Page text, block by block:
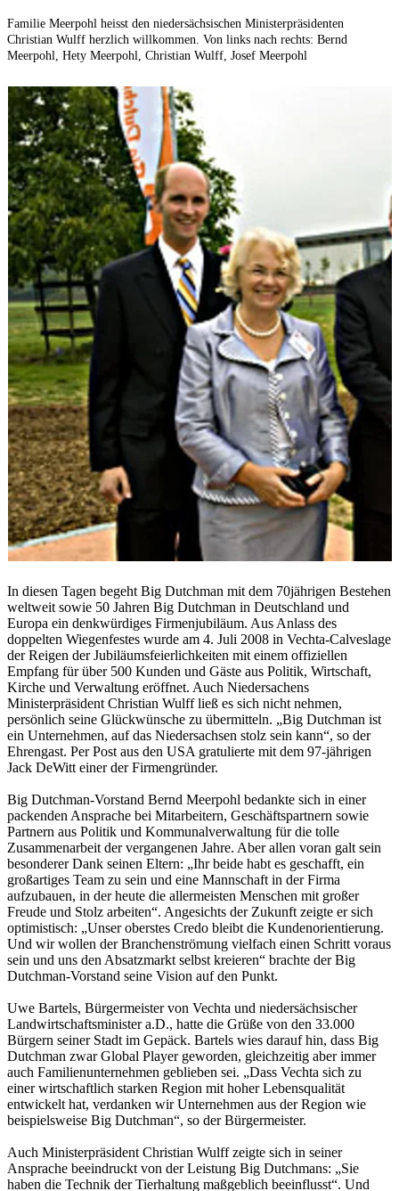
Familie Meerpohl heisst den niedersächsischen Ministerpräsidenten
Christian Wulff herzlich willkommen. Von links nach rechts: Bernd
Meerpohl, Hety Meerpohl, Christian Wulff, Josef Meerpohl
In diesen Tagen begeht Big Dutchman mit dem 70jährigen Bestehen
weltweit sowie 50 Jahren Big Dutchman in Deutschland und
Europa ein denkwürdiges Firmenjubiläum. Aus Anlass des
doppelten Wiegenfestes wurde am 4. Juli 2008 in Vechta-Calveslage
der Reigen der Jubiläumsfeierlichkeiten mit einem offiziellen
Empfang für über 500 Kunden und Gäste aus Politik, Wirtschaft,
Kirche und Verwaltung eröffnet. Auch Niedersachens
Ministerpräsident Christian Wulff ließ es sich nicht nehmen,
persönlich seine Glückwünsche zu übermitteln. „Big Dutchman ist
ein Unternehmen, auf das Niedersachsen stolz sein kann“, so der
Ehrengast. Per Post aus den USA gratulierte mit dem 97-jährigen
Jack DeWitt einer der Firmengründer.
Big Dutchman-Vorstand Bernd Meerpohl bedankte sich in einer
packenden Ansprache bei Mitarbeitern, Geschäftspartnern sowie
Partnern aus Politik und Kommunalverwaltung für die tolle
Zusammenarbeit der vergangenen Jahre. Aber allen voran galt sein
besonderer Dank seinen Eltern: „Ihr beide habt es geschafft, ein
großartiges Team zu sein und eine Mannschaft in der Firma
aufzubauen, in der heute die allermeisten Menschen mit großer
Freude und Stolz arbeiten“. Angesichts der Zukunft zeigte er sich
optimistisch: „Unser oberstes Credo bleibt die Kundenorientierung.
Und wir wollen der Branchenströmung vielfach einen Schritt voraus
sein und uns den Absatzmarkt selbst kreieren“ brachte der Big
Dutchman-Vorstand seine Vision auf den Punkt.
Uwe Bartels, Bürgermeister von Vechta und niedersächsischer
Landwirtschaftsminister a.D., hatte die Grüße von den 33.000
Bürgern seiner Stadt im Gepäck. Bartels wies darauf hin, dass Big
Dutchman zwar Global Player geworden, gleichzeitig aber immer
auch Familienunternehmen geblieben sei. „Dass Vechta sich zu
einer wirtschaftlich starken Region mit hoher Lebensqualität
entwickelt hat, verdanken wir Unternehmen aus der Region wie
beispielsweise Big Dutchman“, so der Bürgermeister.
Auch Ministerpräsident Christian Wulff zeigte sich in seiner
Ansprache beeindruckt von der Leistung Big Dutchmans: „Sie
haben die Technik der Tierhaltung maßgeblich beeinflusst“. Und